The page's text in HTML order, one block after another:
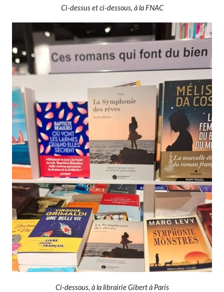
Ci-dessus et ci-dessous, à la FNAC
Ci-dessous, à la librairie Gibert à Paris